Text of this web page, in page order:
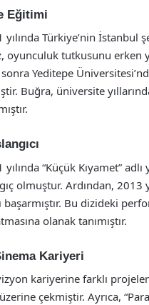
Eğitimi
Türkiye’nin İstanbul
oyunculuk tutkusunu erken
Yeditepe
Buğra, üniversite
“Küçük Kıyamet”
olmuştur. Ardından, 2013
başarmıştır. Bu dizideki
olanak tanımıştır.
Kariyeri
kariyerine farklı
çekmiştir. Ayrıca,